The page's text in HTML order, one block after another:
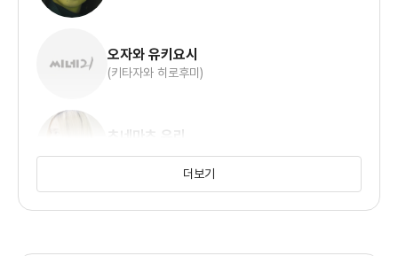
오자와 유키요시
(키타자와 히로후미)
츠네마츠 유리
(이케 치토코)
더보기